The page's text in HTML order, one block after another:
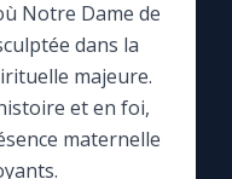
Notre Dame de
dans la
majeure.
et en foi,
maternelle